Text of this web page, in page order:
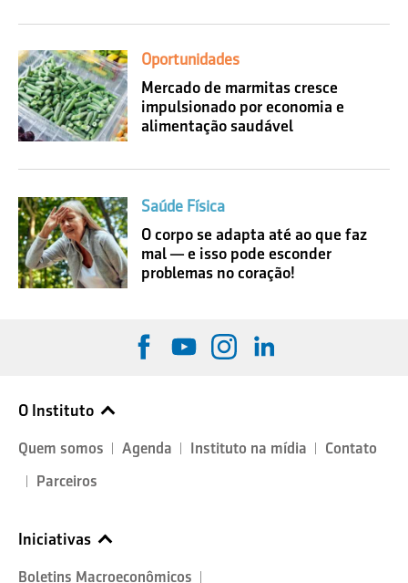
Oportunidades
Mercado de marmitas cresce
impulsionado por economia e
alimentação saudável
Saúde Física
O corpo se adapta até ao que faz
mal — e isso pode esconder
problemas no coração!
O Instituto
Quem somos Agenda Instituto na mídia
Contato
Parceiros
Iniciativas
Boletins Macroeconômicos